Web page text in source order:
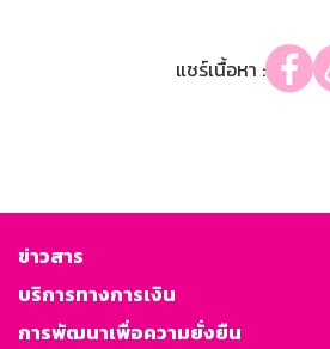
แชร์เนื้อหา :
ข่าวสาร
บริการทางการเงิน
การพัฒนาเพื่อความยั่งยืน